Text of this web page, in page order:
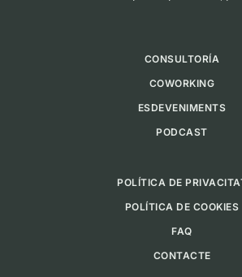
CONSULTORÍA
COWORKING
ESDEVENIMENTS
PODCAST
POLÍTICA DE
POLÍTICA DE COOKIES
FAQ
CONTACTE